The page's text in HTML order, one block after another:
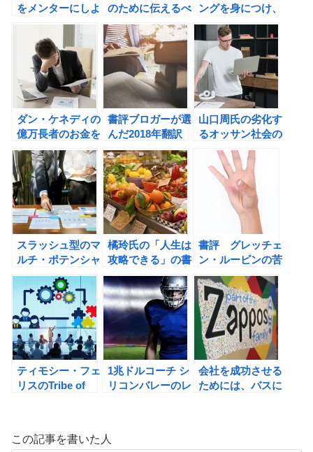
をメンターにしよ
のために伝えるべ
き言葉。H・ジャ
クソン・ブラウン
の明日を生きる言
葉―幸福な人生に
必要な511の知恵
ングを身につけ、
人生の勝者を目指
そう！
ダン・ケネディの
億万長者のお金を
生み出す26の行
動原則の書評
書評ブロガーが選
んだ2018年翻訳
本のベスト３は？
山口周氏の劣化す
るオッサン社会の
処方箋 なぜ一流
は三流に牛耳られ
るのかの書評
スラッシュ型のマ
ルチ・ポテンシャ
ライトとは何か？
橘玲氏の「人生は
攻略できる」の書
評
書評 グレッチェ
ン・ルービンの苦
手な人を思い通り
に動かす
ティモシー・フェ
リスのTribe of
1兆ドルコーチ シ
リコンバレーのレ
会社を成功させる
ためには、バスに
この記事を書いた人